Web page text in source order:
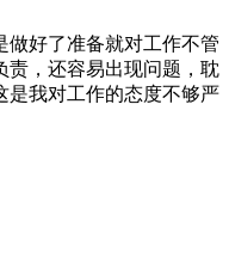
做好了准备就对工作不管
责，还容易出现问题，耽
是我对工作的态度不够严